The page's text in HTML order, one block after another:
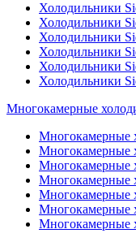
Холодильники
Холодильники
Холодильники
Холодильники
Холодильники
Холодильники
Многокамерные
Многокамерные
Многокамерные
Многокамерные
Многокамерные
Многокамерные
Многокамерные
Многокамерные